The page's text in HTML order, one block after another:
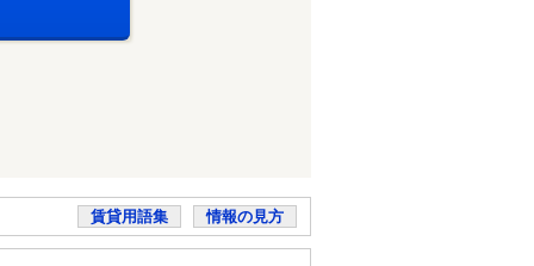
賃貸用語集 情報の見方